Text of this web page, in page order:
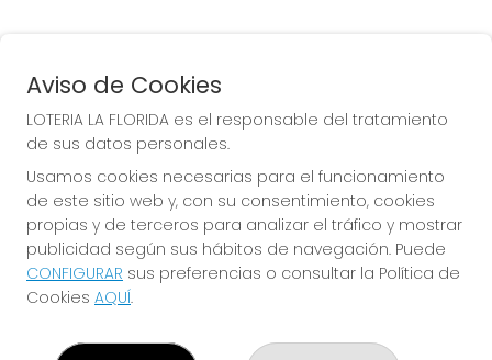
COMPRA EN LOTERIA LA
FLORIDA
Y QUE LAS MEIGAS TE
ACOMPAÑEN
Aviso de Cookies
LOTERIA LA FLORIDA es el responsable del tratamiento
de sus datos personales.
Usamos cookies necesarias para el funcionamiento
de este sitio web y, con su consentimiento, cookies
propias y de terceros para analizar el tráfico y mostrar
publicidad según sus hábitos de navegación. Puede
CONFIGURAR sus preferencias o consultar la Política de
Cookies AQUÍ.